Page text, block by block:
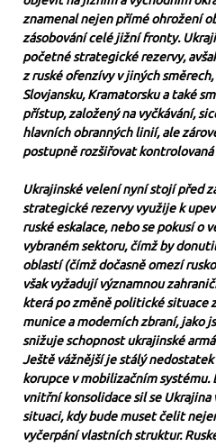
znamenal nejen přímé ohrožení
zásobování celé jižní fronty.
početné strategické rezervy,
z ruské ofenzívy v jiných
Slovjansku, Kramatorsku a také
přístup, založený na vyčkávání,
hlavních obranných linií, ale
postupně rozšiřovat kontrolovaná
Ukrajinské velení nyní stojí před
strategické rezervy využije k
ruské eskalace, nebo se pokusí o
vybraném sektoru, čímž by
oblastí (čímž dočasně omezí
však vyžadují významnou
která po změně politické situace
munice a moderních zbraní, jako
snižuje schopnost ukrajinské
Ještě vážnější je stálý
korupce v mobilizačním systému.
vnitřní konsolidace sil se
situaci, kdy bude muset čelit
vyčerpání vlastních struktur.